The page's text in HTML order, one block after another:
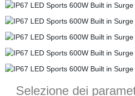
Selezione dei